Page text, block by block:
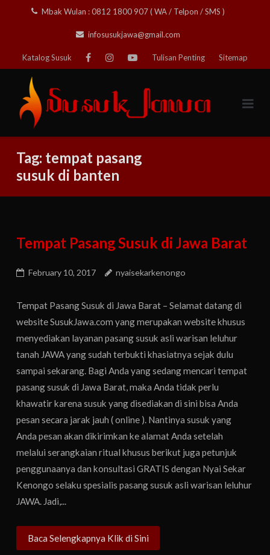
Mbak Wulan : 0812 1800 907 ( WA / Telpon / SMS )
infosusukjawa@gmail.com
Katalog Susuk Tulisan Penting Sitemap
Tag: tempat pasang
susuk di banten
Tempat Pasang Susuk di Jawa Barat
February 10, 2017 nyaisekarkenongo
Tempat Pasang Susuk di Jawa Barat – Selamat datang di
website SusukJawa.com yang merupakan website khusus
menyediakan layanan pasang susuk asli warisan leluhur
tanah JAWA yang sudah terbukti khasiatnya sejak dulu
sampai sekarang. Bagi Anda yang sedang mencari tempat
pasang susuk di Jawa Barat, maka Anda tidak perlu
khawatir karena susuk yang disediakan di sini bisa Anda
pesan secara jarak jauh ( online ). Nantinya susuk yang
Anda pesan akan dikirimkan ke alamat Anda setelah
melalui serangkaian ritual khusus berikut juga petunjuk
penggunaanya dan konsultasi GRATIS dengan Nyai Sekar
Kenongo selaku spesialis pasang susuk asli warisan leluhur
JAWA. Jadi,...
Baca Selengkapnya Klik di Sini